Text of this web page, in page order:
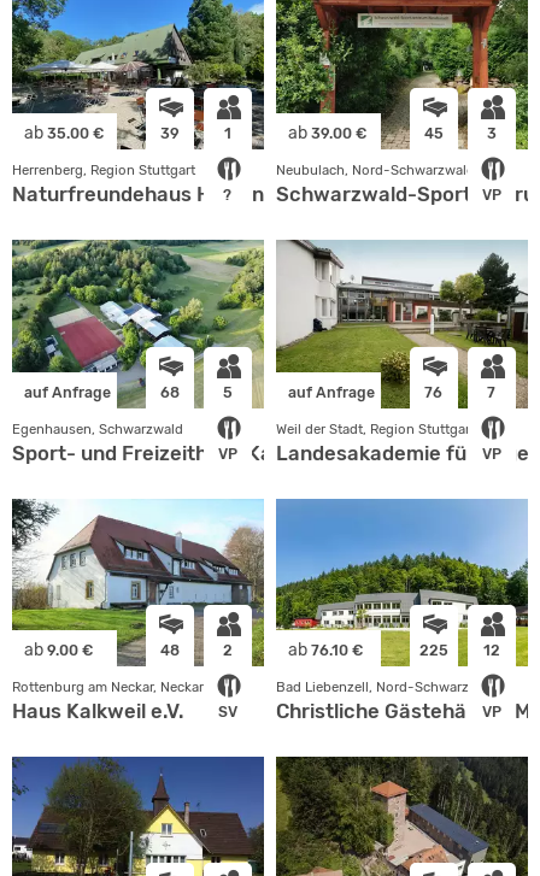
ab 35.00 € 39 1
?
Herrenberg, Region Stuttgart
Naturfreundehaus Herrenberg
ab 39.00 € 45 3
VP
Neubulach, Nord-Schwarzwald
Schwarzwald-
auf Anfrage 68 5
VP
Egenhausen, Schwarzwald
Sport- und Freizeitheim Kapf
auf Anfrage 76 7
VP
Weil der Stadt, Region Stuttgart
Landesakademie für
ab 9.00 € 48 2
SV
Rottenburg am Neckar, Neckar-Alb
Haus Kalkweil e.V.
ab 76.10 € 225 12
VP
Bad Liebenzell, Nord-Schwarzwald
Christliche Gästehäuser